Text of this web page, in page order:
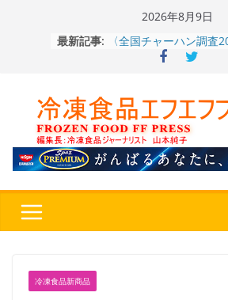
2026年8月9日
最新記事:
〈全国チャーハン調査
りお米メニュー人気1
～ニチレイフーズ調べ
ん。』～”おいしさ”を
餃子キャラ”ぎょざ・ぎ
ストアで作者にご挨拶、
うこ～こ～”を知る
「CHEESE WONDER
県）：冷食番長タケム
冷凍食品新商品